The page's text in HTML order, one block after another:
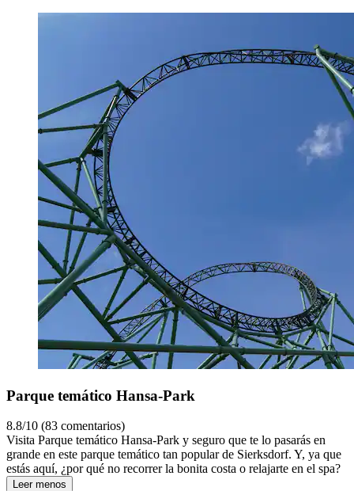
Parque temático Hansa-Park
8.8/10 (83 comentarios)
Visita Parque temático Hansa-Park y seguro que te lo pasarás en
grande en este parque temático tan popular de Sierksdorf. Y, ya que
estás aquí, ¿por qué no recorrer la bonita costa o relajarte en el spa?
Leer menos